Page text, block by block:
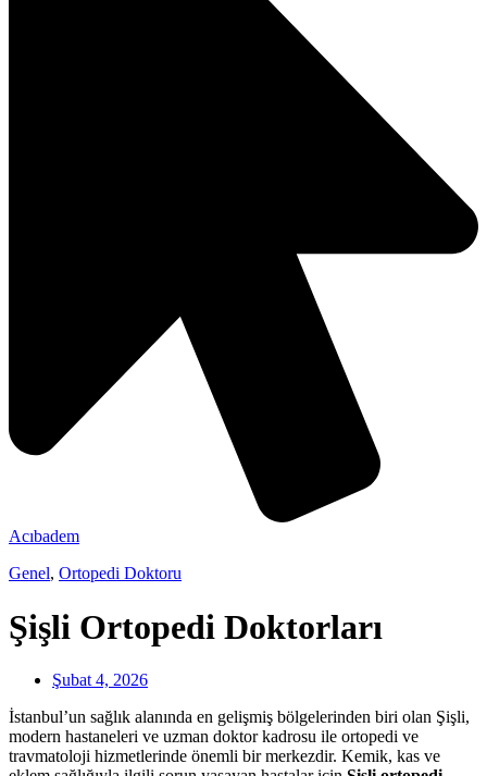
Acıbadem
Genel, Ortopedi Doktoru
Şişli Ortopedi Doktorları
Şubat 4, 2026
İstanbul’un sağlık alanında en gelişmiş bölgelerinden biri olan Şişli,
modern hastaneleri ve uzman doktor kadrosu ile ortopedi ve
travmatoloji hizmetlerinde önemli bir merkezdir. Kemik, kas ve